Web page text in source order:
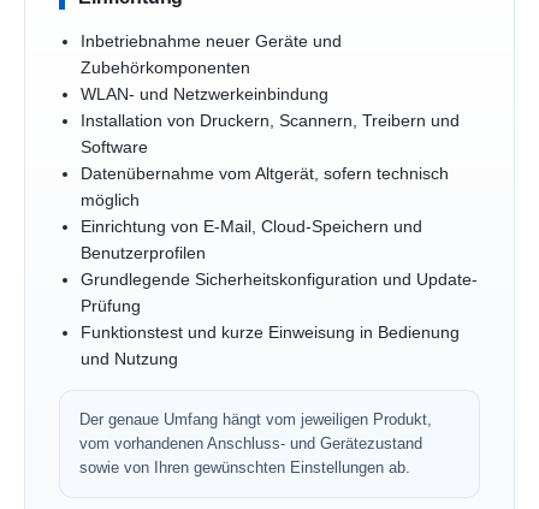
Inbetriebnahme neuer Geräte und
Zubehörkomponenten
WLAN- und Netzwerkeinbindung
Installation von Druckern, Scannern, Treibern und
Software
Datenübernahme vom Altgerät, sofern technisch
möglich
Einrichtung von E-Mail, Cloud-Speichern und
Benutzerprofilen
Grundlegende Sicherheitskonfiguration und Update-
Prüfung
Funktionstest und kurze Einweisung in Bedienung
und Nutzung
Der genaue Umfang hängt vom jeweiligen Produkt,
vom vorhandenen Anschluss- und Gerätezustand
sowie von Ihren gewünschten Einstellungen ab.